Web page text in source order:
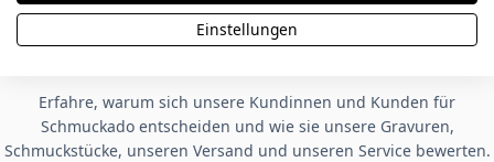
★★★★★
Kundenbewertungen zu Schmuckado
Erfahre, warum sich unsere Kundinnen und Kunden für
Schmuckado entscheiden und wie sie unsere Gravuren,
Schmuckstücke, unseren Versand und unseren Service bewerten.
Einstellungen